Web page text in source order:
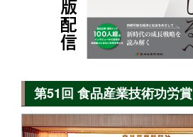
第51回 食品産業技術功労賞